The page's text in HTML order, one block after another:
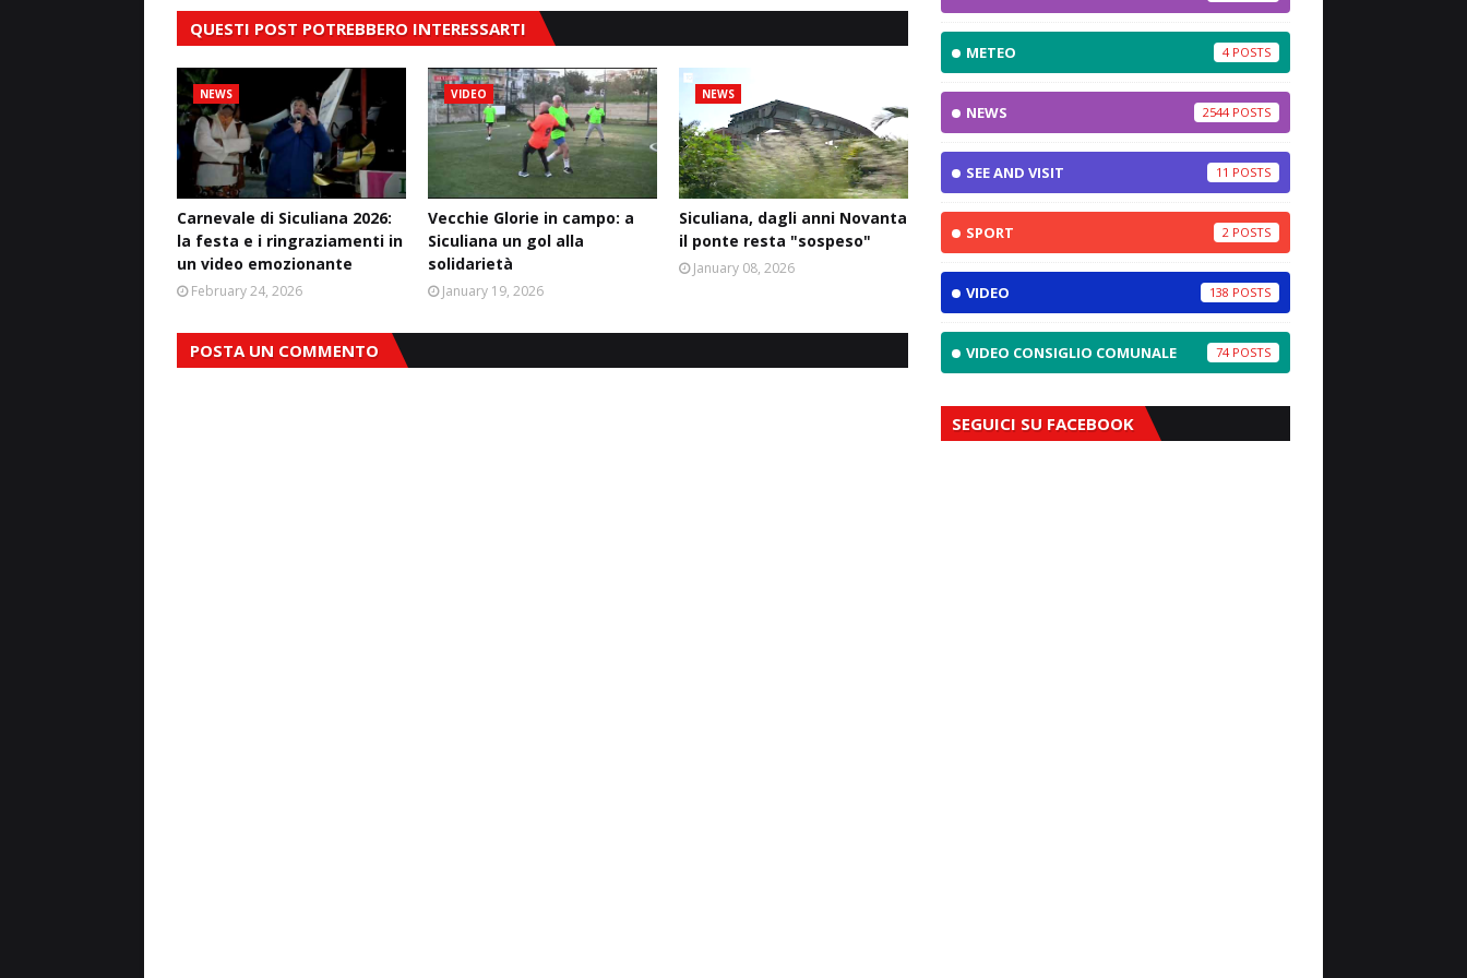
QUESTI POST POTREBBERO INTERESSARTI
NEWS
Carnevale di Siculiana 2026:
la festa e i ringraziamenti in
un video emozionante
February 24, 2026
VIDEO
Vecchie Glorie in campo: a
Siculiana un gol alla
solidarietà
January 19, 2026
NEWS
Siculiana, dagli anni Novanta
il ponte resta "sospeso"
January 08, 2026
POSTA UN COMMENTO
METEO 4
NEWS 2544
SEE AND VISIT 11
SPORT 2
VIDEO 138
VIDEO CONSIGLIO COMUNALE 74
SEGUICI SU FACEBOOK